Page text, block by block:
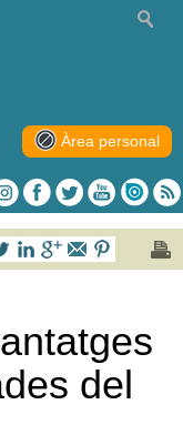
Àrea personal
del